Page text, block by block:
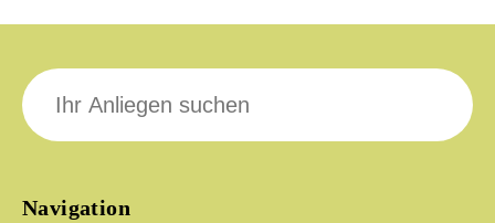
Navigation
Suche
nach: